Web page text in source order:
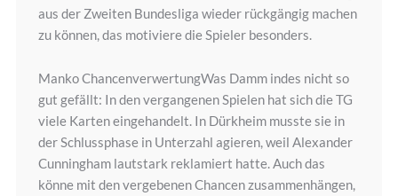
aus der Zweiten Bundesliga wieder rückgängig machen
zu können, das motiviere die Spieler besonders.
Manko ChancenverwertungWas Damm indes nicht so
gut gefällt: In den vergangenen Spielen hat sich die TG
viele Karten eingehandelt. In Dürkheim musste sie in
der Schlussphase in Unterzahl agieren, weil Alexander
Cunningham lautstark reklamiert hatte. Auch das
könne mit den vergebenen Chancen zusammenhängen,